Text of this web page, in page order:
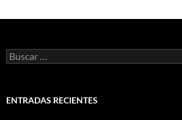
Buscar:
ENTRADAS RECIENTES